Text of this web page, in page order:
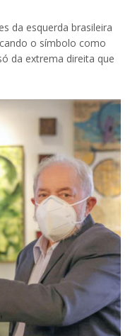
da esquerda brasileira
o símbolo como
da extrema direita que